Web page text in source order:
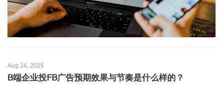
Aug 24, 2025
B端企业投FB广告预期效果与节奏是什么样的？